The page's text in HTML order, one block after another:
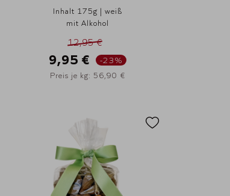
Inhalt 175g | weiß
mit Alkohol
12,95 €
9,95 € -23%
Preis je kg: 56,90 €